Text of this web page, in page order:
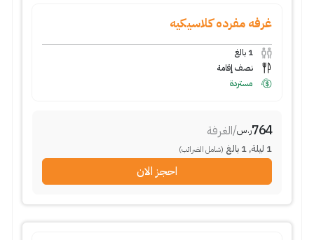
غرفه مفرده كلاسيكيه
1 بالغ
نصف إقامة
مستردة
764ر.س/الغرفة
1 ليلة,
1 بالغ (شامل الضرائب)
احجز الان